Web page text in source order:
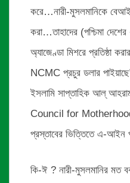
করে…নারী-মুসলমানিকে
করা…তাহাদের (পশ্চিমা
অ্যাজেণ্ডা মিশরে প্রতিষ্ঠা
NCMC প্রচুর ডলার
ইসলামি সাপ্তাহিক আল্
Council for
প্রস্তাবের ভিত্তিতে এ-আইন
কি-ঈ ? নারী-মুসলমানির মত